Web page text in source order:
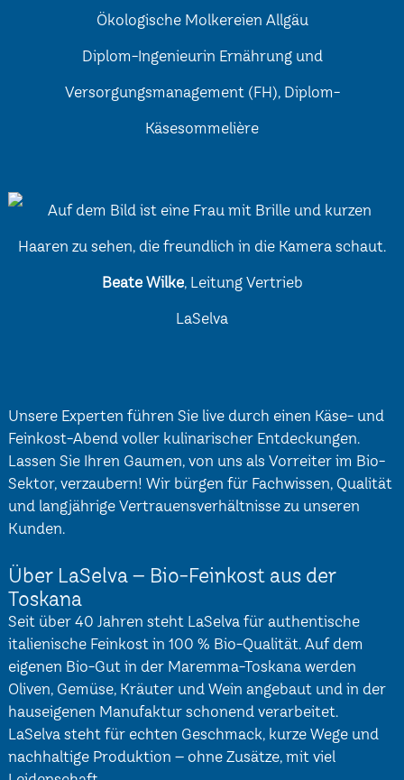
Ökologische Molkereien Allgäu
Diplom-Ingenieurin Ernährung und
Versorgungsmanagement (FH), Diplom-
Käsesommelière
Beate Wilke, Leitung Vertrieb
LaSelva
Unsere Experten führen Sie live durch einen Käse- und
Feinkost-Abend voller kulinarischer Entdeckungen.
Lassen Sie Ihren Gaumen, von uns als Vorreiter im Bio-
Sektor, verzaubern! Wir bürgen für Fachwissen, Qualität
und langjährige Vertrauensverhältnisse zu unseren
Kunden.
Über LaSelva – Bio-Feinkost aus der
Toskana
Seit über 40 Jahren steht LaSelva für authentische
italienische Feinkost in 100 % Bio-Qualität. Auf dem
eigenen Bio-Gut in der Maremma-Toskana werden
Oliven, Gemüse, Kräuter und Wein angebaut und in der
hauseigenen Manufaktur schonend verarbeitet.
LaSelva steht für echten Geschmack, kurze Wege und
nachhaltige Produktion – ohne Zusätze, mit viel